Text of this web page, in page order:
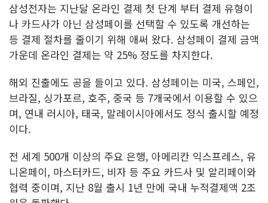
삼성전자는 지난달 온라인 결제 첫 단계 부터 결제 유형이
나 카드사가 아닌 삼성페이를 선택할 수 있도록 개선하는
등 결제 절차를 줄이기 위해 애써 왔다. 삼성페이 결제 금액
가운데 온라인 결제는 약 25% 정도를 차지한다.
해외 진출에도 공을 들이고 있다. 삼성페이는 미국, 스페인,
브라질, 싱가포르, 호주, 중국 등 7개국에서 이용할 수 있으
며, 연내 러시아, 태국, 말레이시아에서도 정식 출시할 예정
이다.
전 세계 500개 이상의 주요 은행, 아메리칸 익스프레스, 유
니온페이, 마스터카드, 비자 등 주요 카드사 및 알리페이와
협력 중이며, 지난 8월 출시 1년 만에 국내 누적결제액 2조